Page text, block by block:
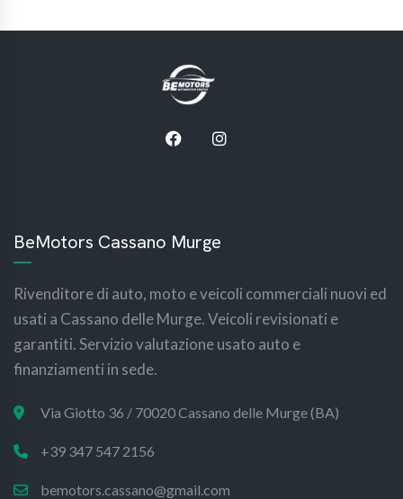
BeMotors Cassano Murge
Rivenditore di auto, moto e veicoli commerciali nuovi ed
usati a Cassano delle Murge. Veicoli revisionati e
garantiti. Servizio valutazione usato auto e
finanziamenti in sede.
Via Giotto 36 / 70020 Cassano delle Murge (BA)
+39 347 547 2156
bemotors.cassano@gmail.com